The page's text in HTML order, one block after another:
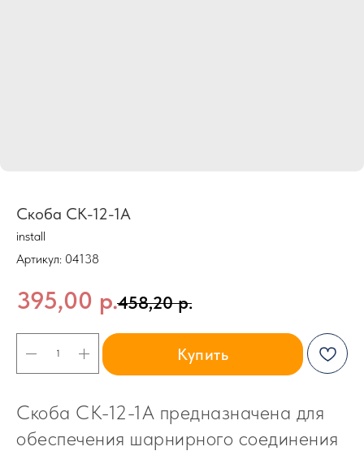
Скоба СК-12-1А
install
Артикул: 04138
395,00 р.458,20 р.
Купить
Скоба СК-12-1А предназначена для
обеспечения шарнирного соединения